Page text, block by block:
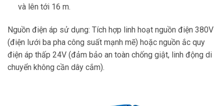
và lên tới 16 m.
Nguồn điện áp sử dụng: Tích hợp linh hoạt nguồn điện 380V
(điện lưới ba pha công suất mạnh mẽ) hoặc nguồn ắc quy
điện áp thấp 24V (đảm bảo an toàn chống giật, linh động di
chuyển không cần dây cắm).